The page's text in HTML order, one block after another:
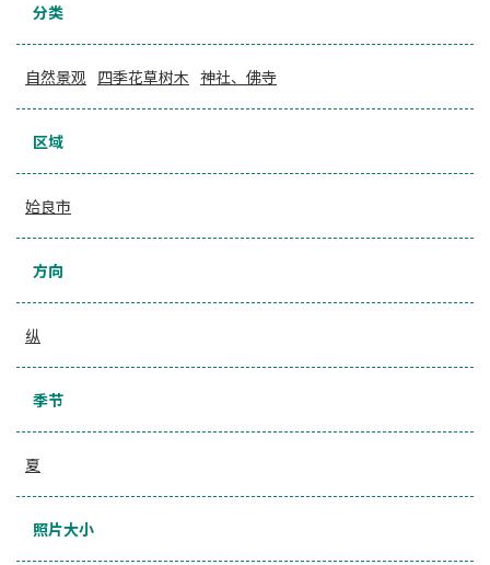
分类
自然景观 四季花草树木 神社、佛寺
区域
姶良市
方向
纵
季节
夏
照片大小